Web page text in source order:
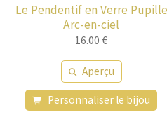
Le Pendentif en Verre Pupille
Arc-en-ciel
16.00€
Aperçu
Personnaliser le bijou